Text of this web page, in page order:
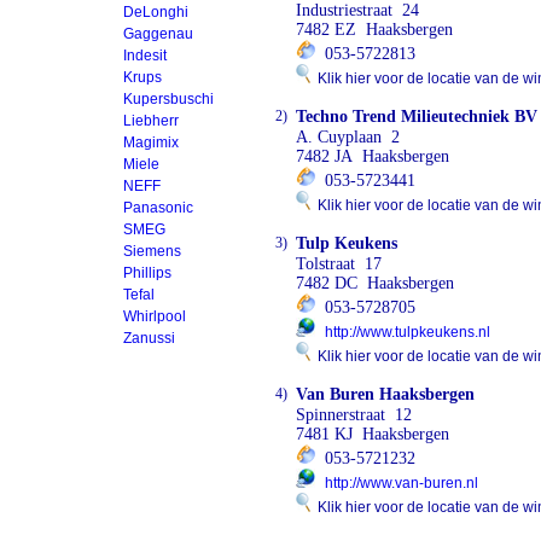
DeLonghi
Gaggenau
Indesit
Krups
Kupersbuschi
Liebherr
Magimix
Miele
NEFF
Panasonic
SMEG
Siemens
Phillips
Tefal
Whirlpool
Zanussi
Industriestraat 24
7482 EZ Haaksbergen
053-5722813
Klik hier voor de locatie van de
2) Techno Trend Milieutechniek BV
A. Cuyplaan 2
7482 JA Haaksbergen
053-5723441
Klik hier voor de locatie van de
3) Tulp Keukens
Tolstraat 17
7482 DC Haaksbergen
053-5728705
http://www.tulpkeukens.nl
Klik hier voor de locatie van de
4) Van Buren Haaksbergen
Spinnerstraat 12
7481 KJ Haaksbergen
053-5721232
http://www.van-buren.nl
Klik hier voor de locatie van de